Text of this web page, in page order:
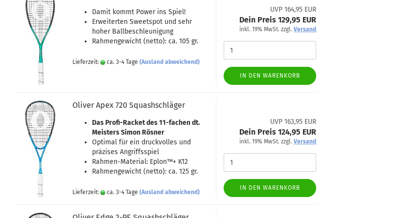
Damit kommt Power ins Spiel!
Erweiterten Sweetspot und sehr
hoher Ballbeschleunigung
Rahmengewicht (netto): ca. 105 gr.
Lieferzeit: ca. 3-4 Tage (Ausland abweichend)
UVP 164,95 EUR
Dein Preis 129,95 EUR
inkl. 19% MwSt. zzgl.Versand
IN DEN WARENKORB
Oliver Apex 720 Squashschläger
Das Profi-Racket des 11-fachen dt.
Meisters Simon Rösner
Optimal für ein druckvolles und
präzises Angriffsspiel
Rahmen-Material: Eplon™+ K12
Rahmengewicht (netto): ca. 125 gr.
Lieferzeit: ca. 3-4 Tage (Ausland abweichend)
UVP 163,95 EUR
Dein Preis 124,95 EUR
inkl. 19% MwSt. zzgl.Versand
IN DEN WARENKORB